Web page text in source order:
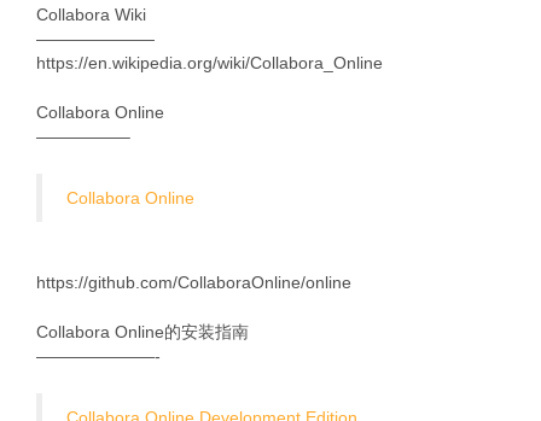
Collabora Wiki
———————
https://en.wikipedia.org/wiki/Collabora_Online
Collabora Online
—————–
Collabora Online
https://github.com/CollaboraOnline/online
Collabora Online的安装指南
———————-
Collabora Online Development Edition